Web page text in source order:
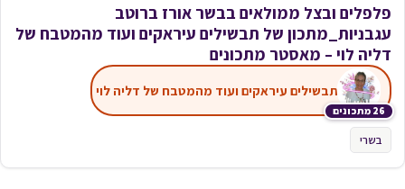
פלפלים ובצל ממולאים בבשר אורז ברוטב
עגבניות_מתכון של תבשילים עיראקים ועוד מהמטבח של
דליה לוי – מאסטר מתכונים
26 מתכונים
תבשילים עיראקים ועוד מהמטבח של דליה לוי
בשרי